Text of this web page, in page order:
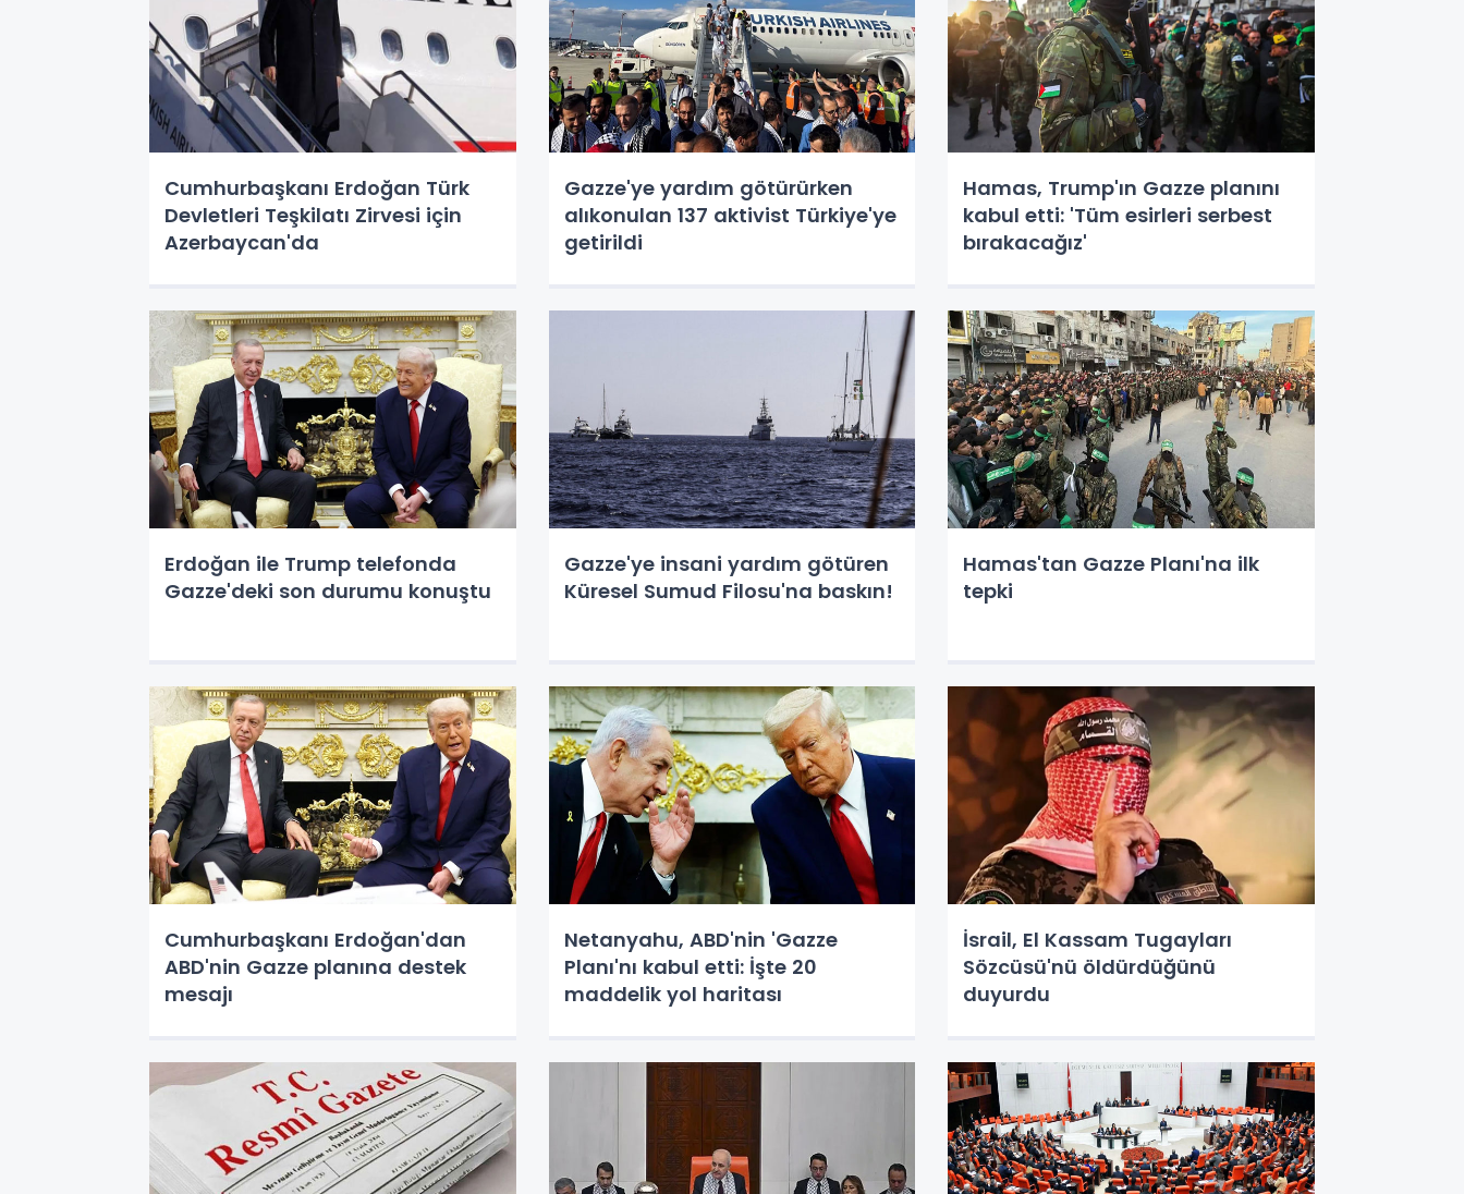
Cumhurbaşkanı Erdoğan Türk
Devletleri Teşkilatı Zirvesi için
Azerbaycan'da
Gazze'ye yardım götürürken
alıkonulan 137 aktivist Türkiye'ye
getirildi
Hamas, Trump'ın Gazze planını
kabul etti: 'Tüm esirleri serbest
bırakacağız'
Erdoğan ile Trump telefonda
Gazze'deki son durumu konuştu
Gazze'ye insani yardım götüren
Küresel Sumud Filosu'na baskın!
Hamas'tan Gazze Planı'na ilk
tepki
Cumhurbaşkanı Erdoğan'dan
ABD'nin Gazze planına destek
mesajı
Netanyahu, ABD'nin 'Gazze
Planı'nı kabul etti: İşte 20
maddelik yol haritası
İsrail, El Kassam Tugayları
Sözcüsü'nü öldürdüğünü
duyurdu